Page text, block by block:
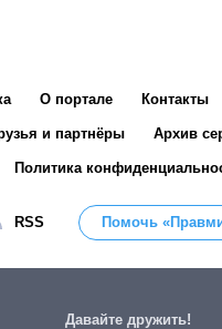
О портале Контакты
и партнёры Архив
Политика
RSS Помочь
Давайте дружить!